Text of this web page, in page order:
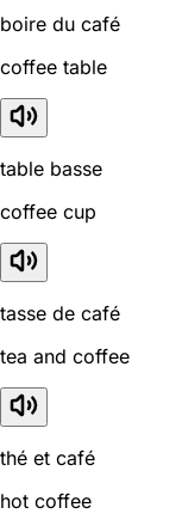
boire du café
coffee table
table basse
coffee cup
tasse de café
tea and coffee
thé et café
hot coffee